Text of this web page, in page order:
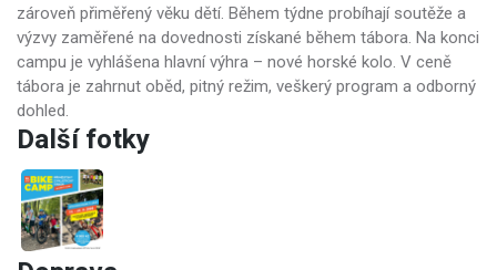
zároveň přiměřený věku dětí. Během týdne probíhají soutěže a
výzvy zaměřené na dovednosti získané během tábora. Na konci
campu je vyhlášena hlavní výhra – nové horské kolo. V ceně
tábora je zahrnut oběd, pitný režim, veškerý program a odborný
dohled.
Další fotky